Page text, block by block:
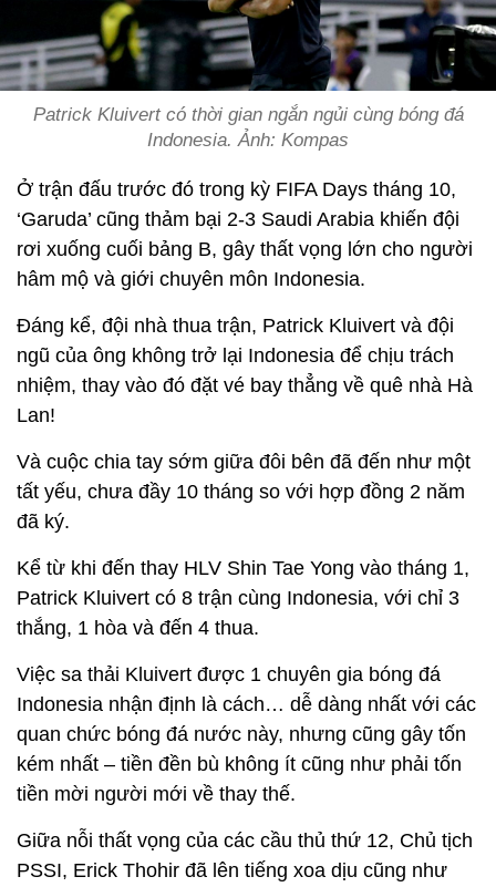
Patrick Kluivert có thời gian ngắn ngủi cùng bóng đá
Indonesia. Ảnh: Kompas
Ở trận đấu trước đó trong kỳ FIFA Days tháng 10,
‘Garuda’ cũng thảm bại 2-3 Saudi Arabia khiến đội
rơi xuống cuối bảng B, gây thất vọng lớn cho người
hâm mộ và giới chuyên môn Indonesia.
Đáng kể, đội nhà thua trận, Patrick Kluivert và đội
ngũ của ông không trở lại Indonesia để chịu trách
nhiệm, thay vào đó đặt vé bay thẳng về quê nhà Hà
Lan!
Và cuộc chia tay sớm giữa đôi bên đã đến như một
tất yếu, chưa đầy 10 tháng so với hợp đồng 2 năm
đã ký.
Kể từ khi đến thay HLV Shin Tae Yong vào tháng 1,
Patrick Kluivert có 8 trận cùng Indonesia, với chỉ 3
thắng, 1 hòa và đến 4 thua.
Việc sa thải Kluivert được 1 chuyên gia bóng đá
Indonesia nhận định là cách… dễ dàng nhất với các
quan chức bóng đá nước này, nhưng cũng gây tốn
kém nhất – tiền đền bù không ít cũng như phải tốn
tiền mời người mới về thay thế.
Giữa nỗi thất vọng của các cầu thủ thứ 12, Chủ tịch
PSSI, Erick Thohir đã lên tiếng xoa dịu cũng như